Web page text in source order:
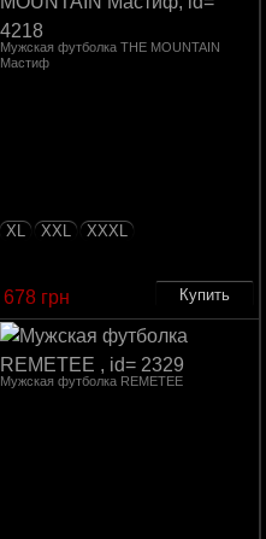
Мужская футболка THE MOUNTAIN
Мастиф
XL XXL XXXL
678 грн
Мужская футболка REMETEE